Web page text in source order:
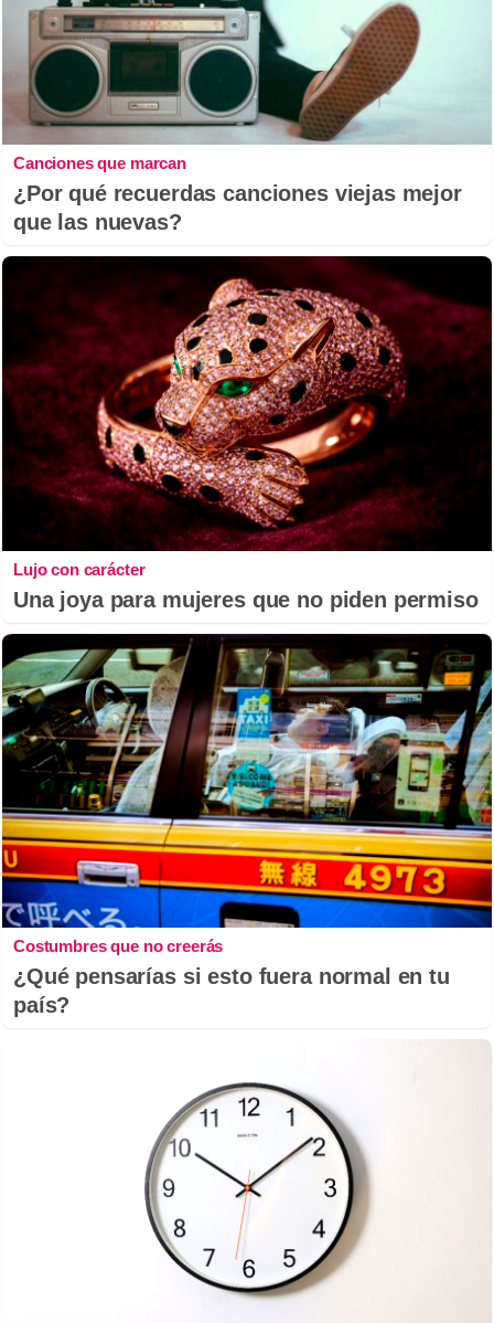
Canciones que marcan
¿Por qué recuerdas canciones viejas mejor
que las nuevas?
Lujo con carácter
Una joya para mujeres que no piden permiso
Costumbres que no creerás
¿Qué pensarías si esto fuera normal en tu
país?